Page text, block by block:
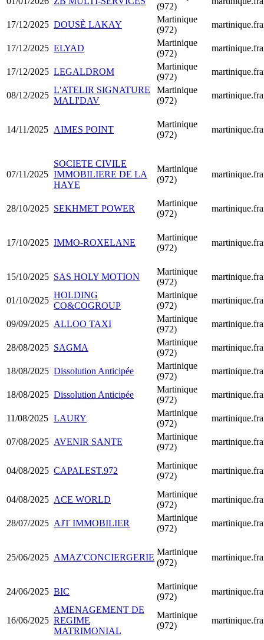
(972)
17/12/2025 DOUSÈ LAKAY
Martinique
(972)
17/12/2025 ELYAD
Martinique
(972)
17/12/2025 LEGALDROM
Martinique
(972)
08/12/2025
L'ATELIR SIGNATURE
MALI'DAV
Martinique
(972)
14/11/2025 AIMES POINT
Martinique
(972)
07/11/2025
SOCIETE CIVILE
IMMOBILIERE DE LA
HAYE
Martinique
(972)
28/10/2025 SEKHMET POWER
Martinique
(972)
17/10/2025 IMMO-ROXELANE
Martinique
(972)
15/10/2025 SAS HOLY MOTION
Martinique
(972)
01/10/2025
HOLDING
CO&COGROUP
Martinique
(972)
09/09/2025 ALLOO TAXI
Martinique
(972)
28/08/2025 SAGMA
Martinique
(972)
18/08/2025 Dissolution Anticipée
Martinique
(972)
18/08/2025 Dissolution Anticipée
Martinique
(972)
11/08/2025 LAURY
Martinique
(972)
07/08/2025 AVENIR SANTE
Martinique
(972)
04/08/2025 CAPALEST.972
Martinique
(972)
04/08/2025 ACE WORLD
Martinique
(972)
28/07/2025 AJT IMMOBILIER
Martinique
(972)
25/06/2025 AMAZ'CONCIERGERIE
Martinique
(972)
24/06/2025 BIC
Martinique
(972)
16/06/2025
AMENAGEMENT DE
REGIME
MATRIMONIAL
Martinique
(972)